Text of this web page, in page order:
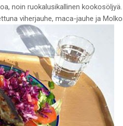
noin ruokalusikallinen
viherjauhe, maca-jauhe ja